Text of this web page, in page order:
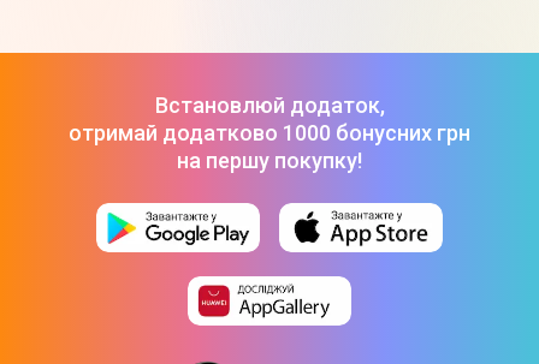
Зарядна станцiя EcoFlow RIVER 3 (245 Вт*г/300 Вт)
Встановлюй додаток,
отримай додатково 1000 бонусних грн
на першу покупку!